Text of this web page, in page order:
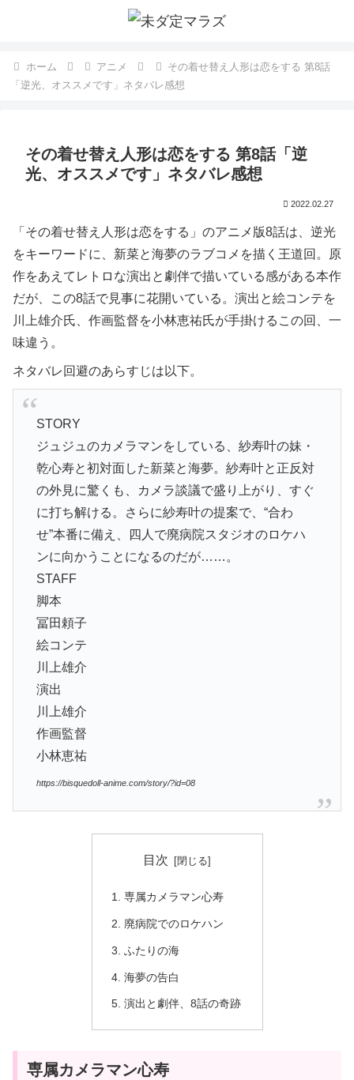
ホーム アニメ
その着せ替え人形は恋をする 第8話
「逆光、オススメです」ネタバレ感想
その着せ替え人形は恋をする 第8話「逆
光、オススメです」ネタバレ感想
2022.02.27
「その着せ替え人形は恋をする」のアニメ版8話は、逆光
をキーワードに、新菜と海夢のラブコメを描く王道回。原
作をあえてレトロな演出と劇伴で描いている感がある本作
だが、この8話で見事に花開いている。演出と絵コンテを
川上雄介氏、作画監督を小林恵祐氏が手掛けるこの回、一
味違う。
ネタバレ回避のあらすじは以下。
STORY
ジュジュのカメラマンをしている、紗寿叶の妹・
乾心寿と初対面した新菜と海夢。紗寿叶と正反対
の外見に驚くも、カメラ談議で盛り上がり、すぐ
に打ち解ける。さらに紗寿叶の提案で、“合わ
せ”本番に備え、四人で廃病院スタジオのロケハ
ンに向かうことになるのだが……。
STAFF
脚本
冨田頼子
絵コンテ
川上雄介
演出
川上雄介
作画監督
小林恵祐
https://bisquedoll-anime.com/story/?id=08
目次
専属カメラマン心寿
廃病院でのロケハン
ふたりの海
海夢の告白
演出と劇伴、8話の奇跡
専属カメラマン心寿